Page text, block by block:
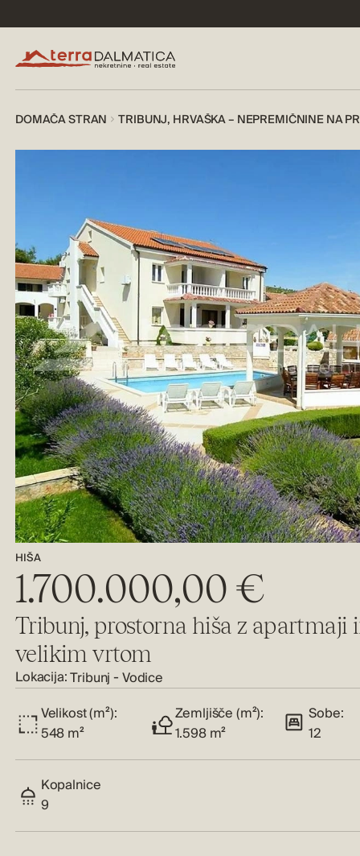
DOMAČA STRAN TRIBUNJ, HRVAŠKA – NEPREMIČNINE NA
HIŠA
1.700.000,00 €
Tribunj, prostorna hiša z apartmaji
velikim vrtom
Lokacija:Tribunj-Vodice
Velikost (m²):
548 m²
Zemljišče (m²):
1.598 m²
Sobe:
12
Kopalnice
9